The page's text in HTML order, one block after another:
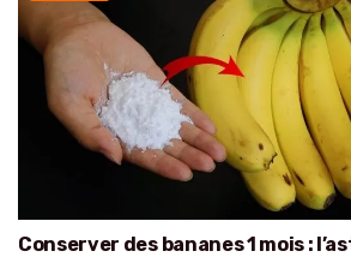
Conserver des bananes 1 mois :